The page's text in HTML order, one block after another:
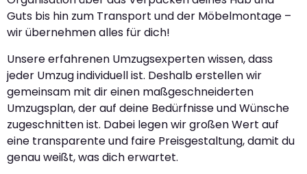
Guts bis hin zum Transport und der Möbelmontage –
wir übernehmen alles für dich!
Unsere erfahrenen Umzugsexperten wissen, dass
jeder Umzug individuell ist. Deshalb erstellen wir
gemeinsam mit dir einen maßgeschneiderten
Umzugsplan, der auf deine Bedürfnisse und Wünsche
zugeschnitten ist. Dabei legen wir großen Wert auf
eine transparente und faire Preisgestaltung, damit du
genau weißt, was dich erwartet.